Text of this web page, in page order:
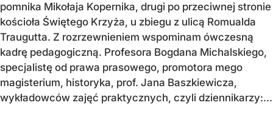
pomnika Mikołaja Kopernika, drugi po przeciwnej stronie
kościoła Świętego Krzyża, u zbiegu z ulicą Romualda
Traugutta. Z rozrzewnieniem wspominam ówczesną
kadrę pedagogiczną. Profesora Bogdana Michalskiego,
specjalistę od prawa prasowego, promotora mego
magisterium, historyka, prof. Jana Baszkiewicza,
wykładowców zajęć praktycznych, czyli dziennikarzy:...